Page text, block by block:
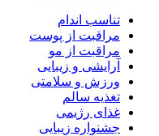
تناسب اندام
مراقبت از پوست
مراقبت از مو
آرایشی و زیبایی
ورزش و سلامتی
تغذیه سالم
غذای رژیمی
جشنواره زیبایی